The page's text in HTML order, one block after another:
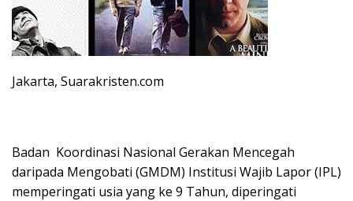
Jakarta, Suarakristen.com
Badan Koordinasi Nasional Gerakan Mencegah
daripada Mengobati (GMDM) Institusi Wajib Lapor (IPL)
memperingati usia yang ke 9 Tahun, diperingati